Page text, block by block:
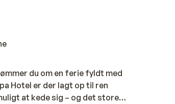
du om en ferie fyldt med
Hotel er der lagt op til ren
at kede sig – og det store